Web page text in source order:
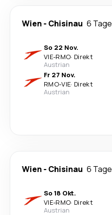
Wien - Chisinau 6 Tage
So 22 Nov.
VIE-RMO· Direkt
Austrian
Fr 27 Nov.
RMO-VIE· Direkt
Austrian
Wien - Chisinau 6 Tage
So 18 Okt.
VIE-RMO· Direkt
Austrian